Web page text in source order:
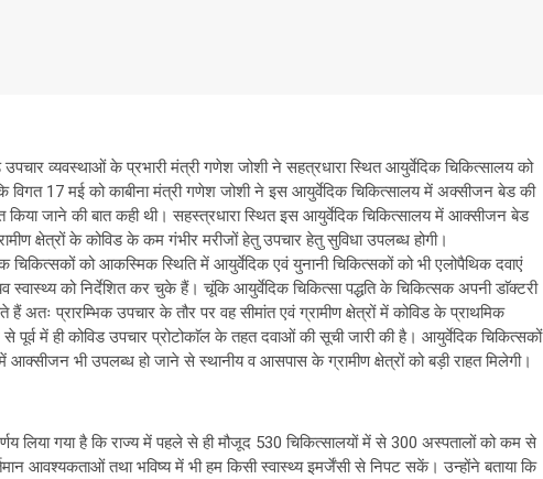
व्यवस्थाओं के प्रभारी मंत्री गणेश जोशी ने सहत्रधारा स्थित आयुर्वेदिक चिकित्सालय को
17 मई को काबीना मंत्री गणेश जोशी ने इस आयुर्वेदिक चिकित्सालय में अक्सीजन बेड की
जाने की बात कही थी। सहस्त्रधारा स्थित इस आयुर्वेदिक चिकित्सालय में आक्सीजन बेड
क्षेत्रों के कोविड के कम गंभीर मरीजों हेतु उपचार हेतु सुविधा उपलब्ध होगी।
चिकित्सकों को आकस्मिक स्थिति में आयुर्वेदिक एवं युनानी चिकित्सकों को भी एलोपैथिक दवाएं
को निर्देशित कर चुके हैं। चूंकि आयुर्वेदिक चिकित्सा पद्धति के चिकित्सक अपनी डाॅक्टरी
हैं अतः प्रारम्भिक उपचार के तौर पर वह सीमांत एवं ग्रामीण क्षेत्रों में कोविड के प्राथमिक
में ही कोविड उपचार प्रोटोकाॅल के तहत दवाओं की सूची जारी की है। आयुर्वेदिक चिकित्सकों
भी उपलब्ध हो जाने से स्थानीय व आसपास के ग्रामीण क्षेत्रों को बड़ी राहत मिलेगी।
लिया गया है कि राज्य में पहले से ही मौजूद 530 चिकित्सालयों में से 300 अस्पतालों को कम से
आवश्यकताओं तथा भविष्य में भी हम किसी स्वास्थ्य इमर्जेंसी से निपट सकें। उन्होंने बताया कि